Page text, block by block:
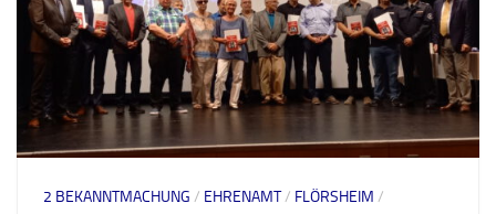
2 BEKANNTMACHUNG / EHRENAMT/ FLÖRSHEIM /